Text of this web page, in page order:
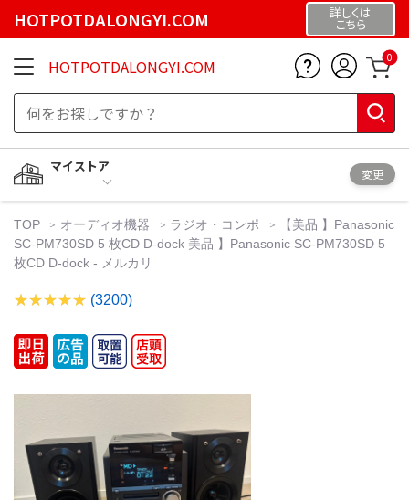
HOTPOTDALONGYI.COM 詳しくは
こちら
HOTPOTDALONGYI.COM 0
マイストア
変更
TOP オーディオ機器 ラジオ・コンポ
【美品 】Panasonic
SC-PM730SD 5 枚CD D-dock 美品 】Panasonic SC-PM730SD 5
枚CD D-dock - メルカリ
(3200)